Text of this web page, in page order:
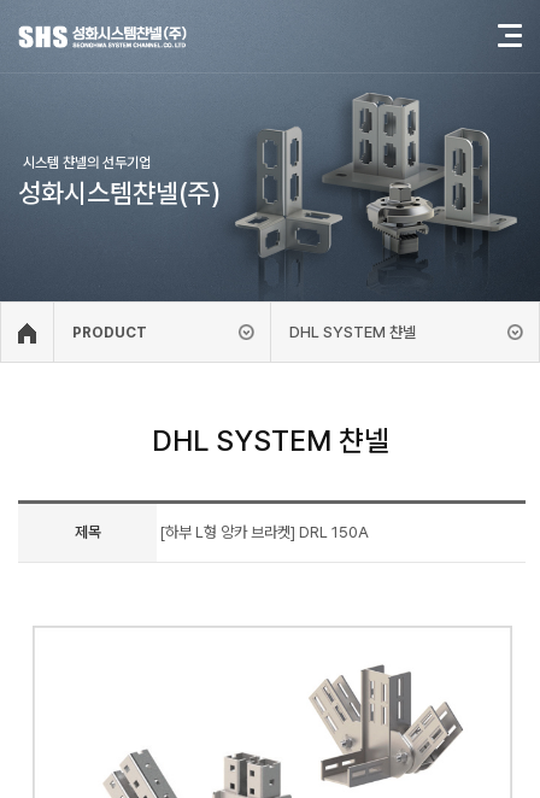
시스템 챤넬의 선두기업
성화시스템챤넬(주)
PRODUCT DHL SYSTEM 챤넬
DHL SYSTEM 챤넬
제목 [하부 L형 앙카 브라켓] DRL 150A